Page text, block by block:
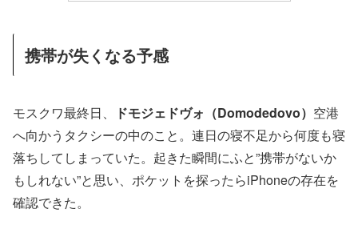
携帯が失くなる予感
モスクワ最終日、 ドモジェドヴォ（Domodedovo） 空港
へ向かうタクシーの中のこと。連日の寝不足から何度も寝
落ちしてしまっていた。起きた瞬間にふと”携帯がないか
もしれない”と思い、ポケットを探ったらiPhoneの存在を
確認できた。